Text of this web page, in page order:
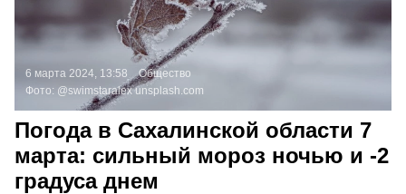
6 марта 2024, 13:58
Общество
Фото: @swimstaralex unsplash.com
Погода в Сахалинской области 7
марта: сильный мороз ночью и -2
градуса днем